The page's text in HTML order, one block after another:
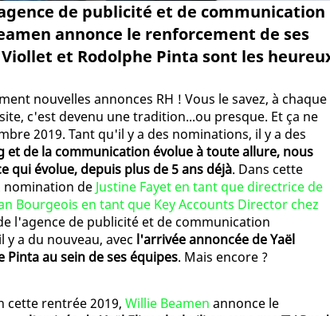
de publicité et de communication
annonce le renforcement de ses
et Rodolphe Pinta sont les
nouvelles annonces RH ! Vous le savez, à chaque
c'est devenu une tradition...ou presque. Et ça ne
2019. Tant qu'il y a des nominations, il y a des
de la communication évolue à toute allure, nous
qui évolue, depuis plus de 5 ans déjà. Dans cette
nomination de Justine Fayet en tant que directrice de
Bourgeois en tant que Key Accounts Director chez
l'agence de publicité et de communication
a du nouveau, avec l'arrivée annoncée de Yaël
Pinta au sein de ses équipes. Mais encore ?
cette rentrée 2019, Willie Beamen annonce le